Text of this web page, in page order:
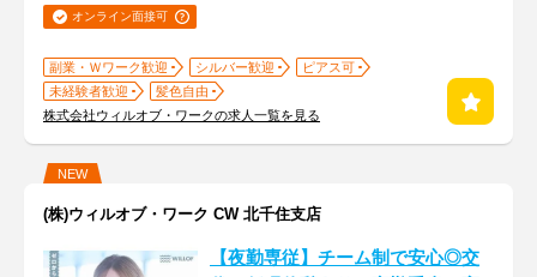
オンライン面接可
副業・Ｗワーク歓迎 シルバー歓迎
ピアス可
未経験者歓迎
髪色自由
株式会社ウィルオブ・ワークの求人一覧を見る
NEW
(株)ウィルオブ・ワーク CW 北千住支店
【夜勤専従】チーム制で安心◎交